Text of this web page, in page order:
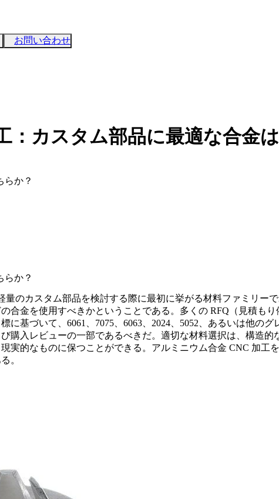
お問い合わせ
：カスタム部品に最適な合金
らか？
らか？
のカスタム部品を検討する際に最初に挙がる材料ファミリー
合金を使用すべきかということである。多くの RFQ（見積も
基づいて、6061、7075、6063、2024、5052、あるいは他のグ
購入レビューの一部であるべきだ。適切な材料選択は、構造的
実的なものに保つことができる。 アルミニウム合金 CNC 加工
。